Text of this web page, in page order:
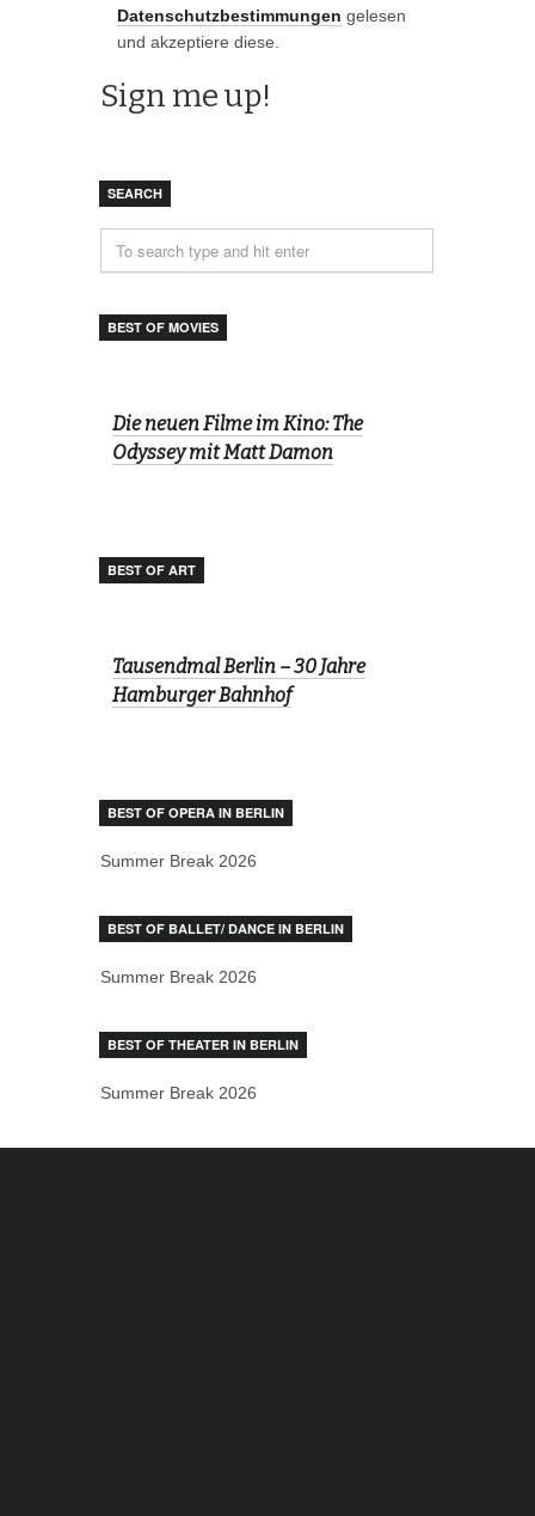
Datenschutzbestimmungen gelesen
und akzeptiere diese.
SEARCH
BEST OF MOVIES
Die neuen Filme im Kino: The
Odyssey mit Matt Damon
BEST OF ART
Tausendmal Berlin – 30 Jahre
Hamburger Bahnhof
BEST OF OPERA IN BERLIN
Summer Break 2026
BEST OF BALLET/ DANCE IN BERLIN
Summer Break 2026
BEST OF THEATER IN BERLIN
Summer Break 2026